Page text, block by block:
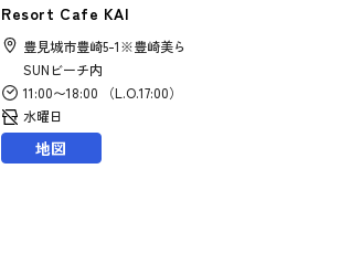
Resort Cafe KAI
豊見城市豊崎5-1※豊崎美ら
SUNビーチ内
11:00〜18:00 （L.O.17:00）
水曜日
地図